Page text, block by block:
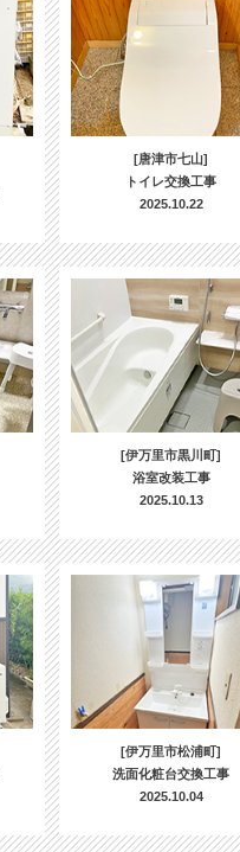
[唐津市七山]
トイレ交換工事
2025.10.22
[伊万里市黒川町]
浴室改装工事
2025.10.13
[伊万里市松浦町]
洗面化粧台交換工事
2025.10.04